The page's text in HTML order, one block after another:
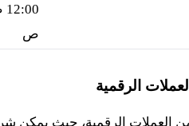
ص
الرقمية
العملات الرقمية، حيث يمكن